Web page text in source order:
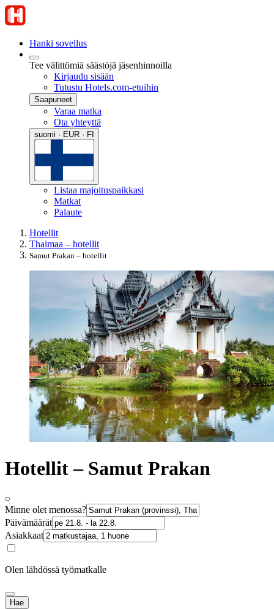
Hanki sovellus
Tee välittömiä säästöjä jäsenhinnoilla
Kirjaudu sisään
Tutustu Hotels.com-etuihin
Saapuneet
Varaa matka
Ota yhteyttä
suomi · EUR · FI
Listaa majoituspaikkasi
Matkat
Palaute
Hotellit
Thaimaa – hotellit
Samut Prakan – hotellit
Hotellit – Samut Prakan
Minne olet menossa?
Päivämäärät
Asiakkaat
Olen lähdössä työmatkalle
Hae